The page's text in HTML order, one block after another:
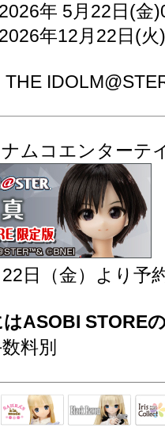
年 5月22日(金
年12月22日(火
ムコエンターテ
日（金）より予
ASOBI STORE
料別